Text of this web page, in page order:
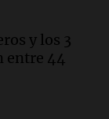
losy los 3
entre 44